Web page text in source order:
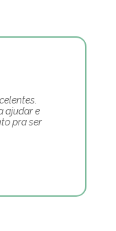
ajudar e
pra ser